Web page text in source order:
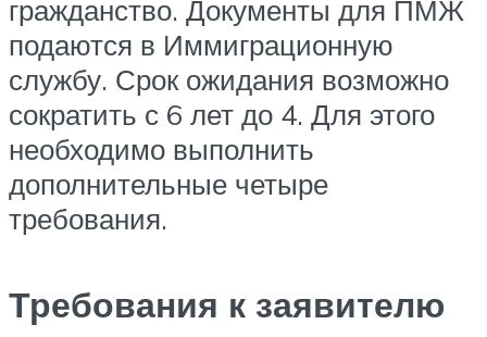
гражданство. Документы для ПМЖ
подаются в Иммиграционную
службу. Срок ожидания возможно
сократить с 6 лет до 4. Для этого
необходимо выполнить
дополнительные четыре
требования.
Требования к заявителю